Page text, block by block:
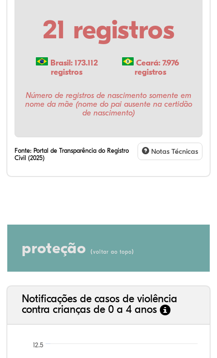
21 registros
Brasil: 173.112
registros
Ceará: 7.976
registros
Número de registros de nascimento somente em
nome da mãe (nome do pai ausente na certidão
de nascimento)
Fonte: Portal de Transparência do Registro
Civil (2025)
Notas Técnicas
proteção (voltar ao topo)
Notificações de casos de violência
contra crianças de 0 a 4 anos
12.5